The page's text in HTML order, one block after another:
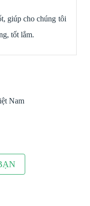
giúp cho chúng tôi
tốt lắm.
Nam